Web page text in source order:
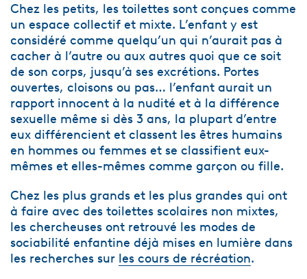
Chez les petits, les toilettes sont conçues comme
un espace collectif et mixte. L’enfant y est
considéré comme quelqu’un qui n’aurait pas à
cacher à l’autre ou aux autres quoi que ce soit
de son corps, jusqu’à ses excrétions. Portes
ouvertes, cloisons ou pas… l’enfant aurait un
rapport innocent à la nudité et à la différence
sexuelle même si dès 3 ans, la plupart d’entre
eux différencient et classent les êtres humains
en hommes ou femmes et se classifient eux-
mêmes et elles-mêmes comme garçon ou fille.
Chez les plus grands et les plus grandes qui ont
à faire avec des toilettes scolaires non mixtes,
les chercheuses ont retrouvé les modes de
sociabilité enfantine déjà mises en lumière dans
les recherches sur les cours de récréation.